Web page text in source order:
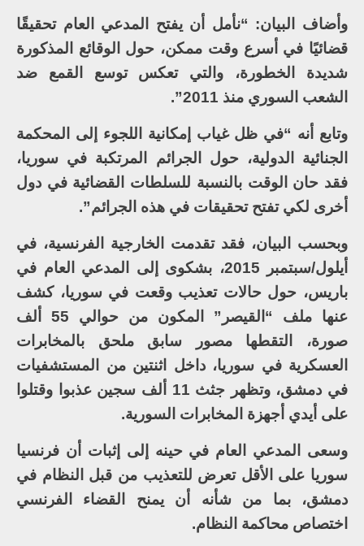
وأضاف البيان: “نأمل أن يفتح المدعي العام تحقيقًا
قضائيًا في أسرع وقت ممكن، حول الوقائع المذكورة
شديدة الخطورة، والتي تعكس توسع القمع ضد
الشعب السوري منذ 2011”.
وتابع أنه “في ظل غياب إمكانية اللجوء إلى المحكمة
الجنائية الدولية، حول الجرائم المرتكبة في سوريا،
فقد حان الوقت بالنسبة للسلطات القضائية في دول
أخرى لكي تفتح تحقيقات في هذه الجرائم”.
وبحسب البيان، فقد تقدمت الخارجية الفرنسية، في
أيلول/سبتمبر 2015، بشكوى إلى المدعي العام في
باريس، حول حالات تعذيب وقعت في سوريا، كشف
عنها ملف “القيصر” المكون من حوالي 55 ألف
صورة، التقطها مصور سابق ملحق بالمخابرات
العسكرية في سوريا، داخل اثنتين من المستشفيات
في دمشق، وتظهر جثث 11 ألف سجين عذبوا وقتلوا
على أيدي أجهزة المخابرات السورية.
وسعى المدعي العام في حينه إلى إثبات أن فرنسيا
سوريا على الأقل تعرض للتعذيب من قبل النظام في
دمشق، بما من شأنه أن يمنح القضاء الفرنسي
اختصاص محاكمة النظام.